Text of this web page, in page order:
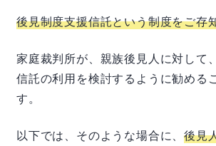
後見制度支援信託という制度をご存
家庭裁判所が、親族後見人に対して
信託の利用を検討するように勧める
す。
以下では、そのような場合に、後見